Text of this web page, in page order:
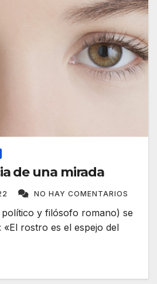
de una mirada
NO HAY COMENTARIOS
y filósofo romano) se
rostro es el espejo del